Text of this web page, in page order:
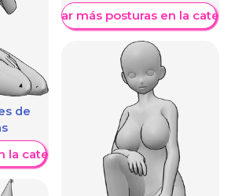
de
la categoría
Mostrar más posturas en la